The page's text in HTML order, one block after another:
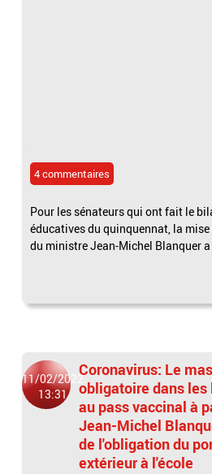
4 commentaires
Pour les sénateurs qui ont fait le
éducatives du quinquennat, la
du ministre Jean-Michel Blanquer a
11/02/2022
13:31
Coronavirus: Le
obligatoire dans
au pass vaccinal à
Jean-Michel
de l'obligation du
extérieur à l'école